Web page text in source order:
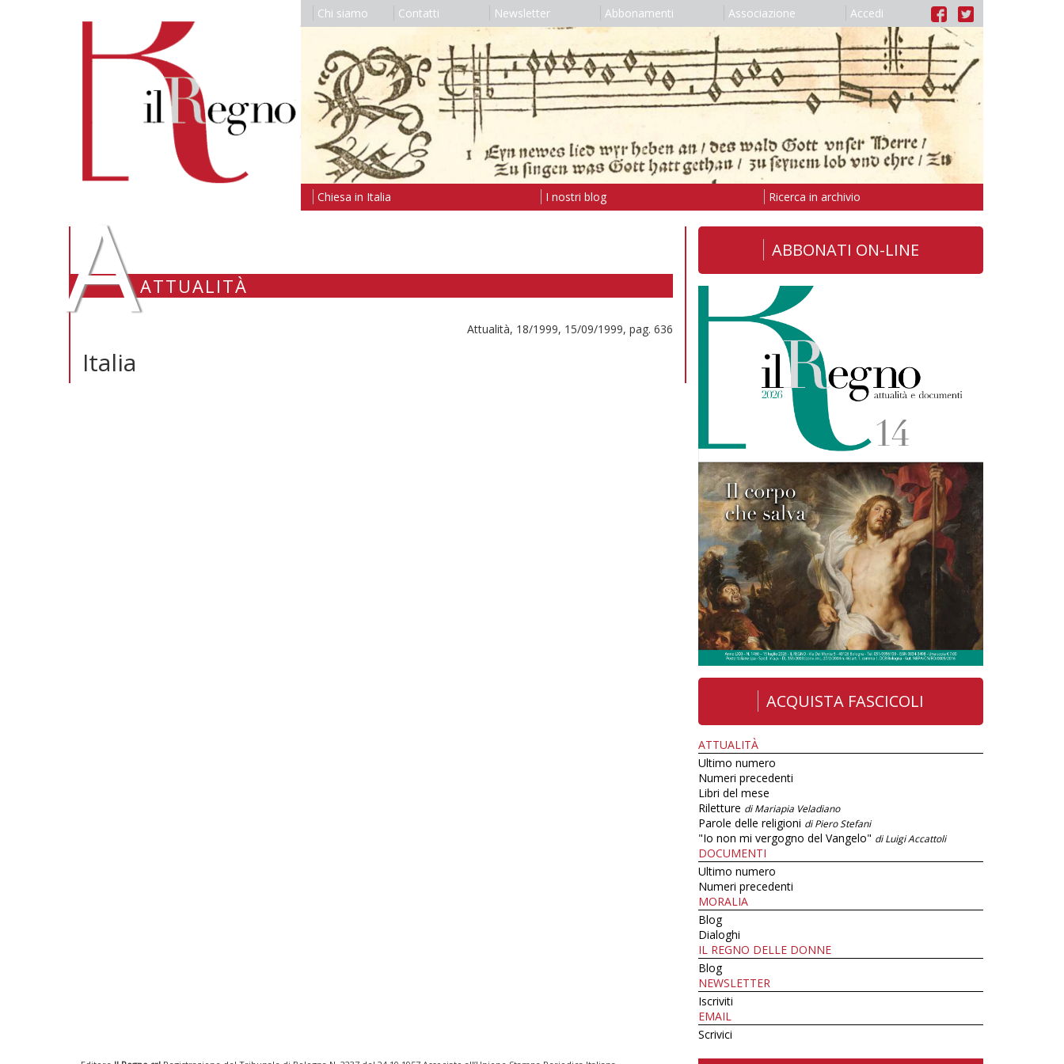
Chi siamo Contatti Newsletter Abbonamenti Associazione Accedi
Chiesa in Italia I nostri blog Ricerca in archivio
AATTUALITÀ
Attualità, 18/1999, 15/09/1999, pag. 636
Italia
ABBONATI ON-LINE
ACQUISTA FASCICOLI
ATTUALITÀ
Ultimo numero
Numeri precedenti
Libri del mese
Riletture di Mariapia Veladiano
Parole delle religioni di Piero Stefani
"Io non mi vergogno del Vangelo" di Luigi Accattoli
DOCUMENTI
Ultimo numero
Numeri precedenti
MORALIA
Blog
Dialoghi
IL REGNO DELLE DONNE
Blog
NEWSLETTER
Iscriviti
EMAIL
Scrivici